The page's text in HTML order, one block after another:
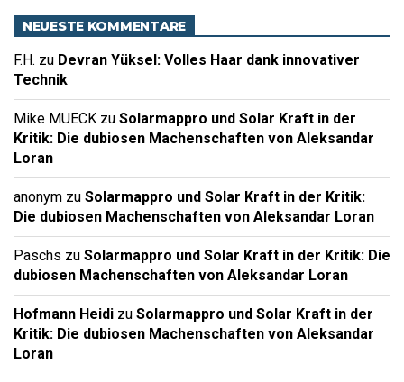
NEUESTE KOMMENTARE
F.H. zu Devran Yüksel: Volles Haar dank innovativer
Technik
Mike MUECK zu Solarmappro und Solar Kraft in der
Kritik: Die dubiosen Machenschaften von Aleksandar
Loran
anonym zu Solarmappro und Solar Kraft in der Kritik:
Die dubiosen Machenschaften von Aleksandar Loran
Paschs zu Solarmappro und Solar Kraft in der Kritik: Die
dubiosen Machenschaften von Aleksandar Loran
Hofmann Heidi zu Solarmappro und Solar Kraft in der
Kritik: Die dubiosen Machenschaften von Aleksandar
Loran